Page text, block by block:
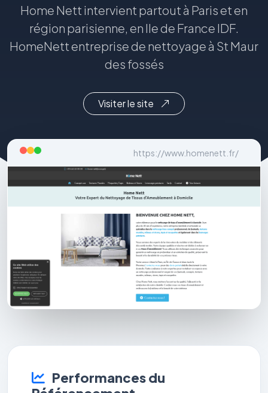
Home Nett intervient partout à Paris et en
région parisienne, en Ile de France IDF.
HomeNett entreprise de nettoyage à St Maur
des fossés
Visiter le site
https://www.homenett.fr/
Performances du